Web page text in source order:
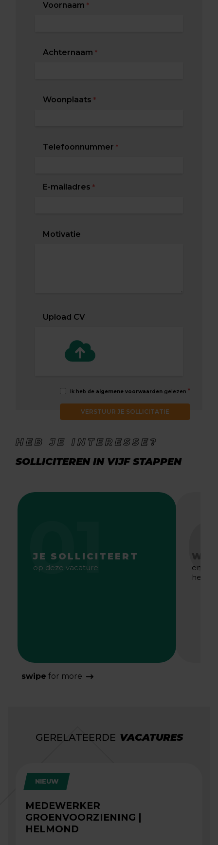
Voornaam *
Achternaam *
Woonplaats *
Telefoonnummer *
E-mailadres *
Motivatie
Upload CV
Ik heb de algemene voorwaarden gelezen *
VERSTUUR JE SOLLICITATIE
HEB JE INTERESSE?
SOLLICITEREN IN VIJF STAPPEN
01
JE SOLLICITEERT
op deze vacature.
en
het
swipe for more
GERELATEERDE VACATURES
NIEUW
MEDEWERKER
GROENVOORZIENING |
HELMOND